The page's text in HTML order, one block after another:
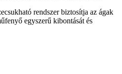
rendszer biztosítja az ágak
egyszerű kibontását és